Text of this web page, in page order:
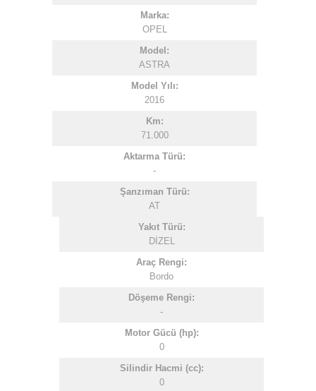
Marka:
OPEL
Model:
ASTRA
Model Yılı:
2016
Km:
71.000
Aktarma Türü:
-
Şanzıman Türü:
AT
Yakıt Türü:
DİZEL
Araç Rengi:
Bordo
Döşeme Rengi:
-
Motor Gücü (hp):
0
Silindir Hacmi (cc):
0